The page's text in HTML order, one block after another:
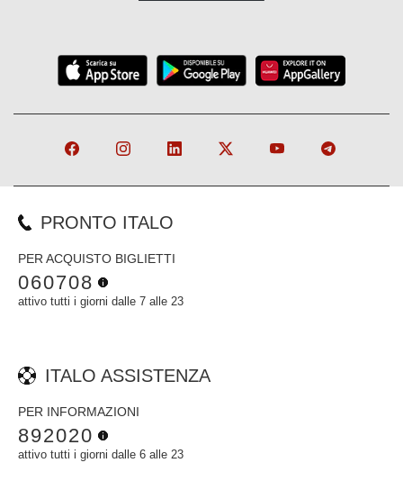
PRONTO ITALO
PER ACQUISTO BIGLIETTI
060708
attivo tutti i giorni dalle 7 alle 23
ITALO ASSISTENZA
PER INFORMAZIONI
892020
attivo tutti i giorni dalle 6 alle 23